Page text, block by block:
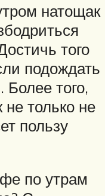
натощак
того
подождать
Более того,
не только не
пользу
по утрам